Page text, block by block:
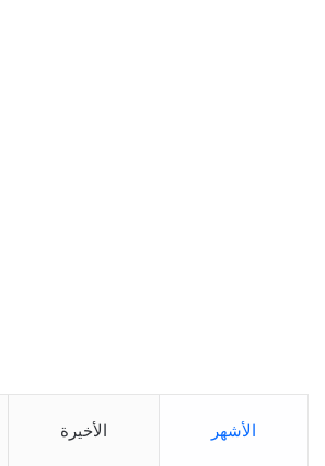
الأشهر الأخيرة